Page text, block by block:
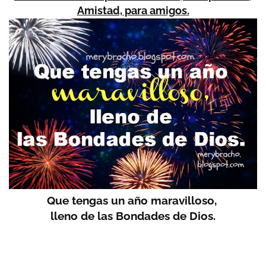
Amistad, para amigos.
Que tengas un año maravilloso,
lleno de las Bondades de Dios.